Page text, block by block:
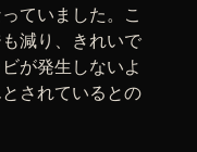
ていました。こ
減り、きれいで
が発生しないよ
されているとの